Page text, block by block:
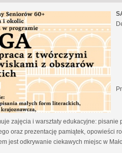
zajęcia i warsztaty edukacyjne:
oraz prezentację pamiątek, opowieści
jest odkrywanie ciekawych miejsc w